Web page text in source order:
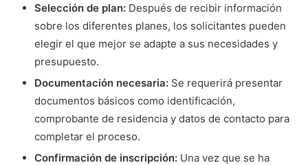
Selección de plan: Después de recibir información
sobre los diferentes planes, los solicitantes pueden
elegir el que mejor se adapte a sus necesidades y
presupuesto.
Documentación necesaria: Se requerirá presentar
documentos básicos como identificación,
comprobante de residencia y datos de contacto para
completar el proceso.
Confirmación de inscripción: Una vez que se ha